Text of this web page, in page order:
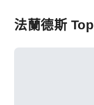
法蘭德斯